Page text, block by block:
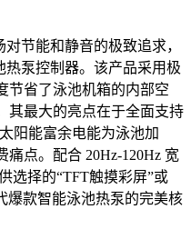
节能和静音的极致追求，
热泵控制器。该产品采用极
节省了泳池机箱的内部空
其最大的亮点在于全面支持
阳能富余电能为泳池加
点。配合 20Hz-120Hz 宽
选择的“TFT触摸彩屏”或
爆款智能泳池热泵的完美核